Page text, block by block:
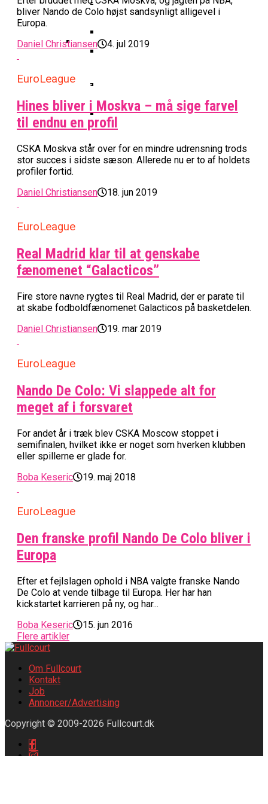
Bakken Bears Åbner FIBA Europe
Imponerede Stort I Debut I Youth
Gruppespil
Basketball Champions League
Portland Trail Blazers I NBA-
Kamp
Vanvittigt Overtidsdrama Mod
USA
Grupperne Og Sæt Krydser I Din
Medie: Lebron James Vil Stå I
Spidsen For USA Ved OL 2024
Basketligaen
Fremgang For 12. År I Træk
bliver Nando de Colo højst sandsynligt alligevel i
Europa.
Daniel Christiansen
4. jul 2019
EuroLeague
Hines bliver i Moskva – må sige farvel
til endnu en profil
CSKA Moskva står over for en mindre udrensning trods
stor succes i sidste sæson. Allerede nu er to af holdets
profiler fortid.
Daniel Christiansen
18. jun 2019
EuroLeague
Real Madrid klar til at genskabe
fænomenet “Galacticos”
Fire store navne rygtes til Real Madrid, der er parate til
at skabe fodboldfænomenet Galacticos på basketdelen.
Daniel Christiansen
19. mar 2019
EuroLeague
Nando De Colo: Vi slappede alt for
meget af i forsvaret
For andet år i træk blev CSKA Moscow stoppet i
semifinalen, hvilket ikke er noget som hverken klubben
eller spillerne er glade for.
Boba Keseric
19. maj 2018
EuroLeague
Den franske profil Nando De Colo bliver i
Europa
Efter et fejlslagen ophold i NBA valgte franske Nando
De Colo at vende tilbage til Europa. Her har han
kickstartet karrieren på ny, og har...
Boba Keseric
15. jun 2016
Flere artikler
Om Fullcourt
Kontakt
Job
Annoncer/Advertising
Copyright © 2009-2026 Fullcourt.dk